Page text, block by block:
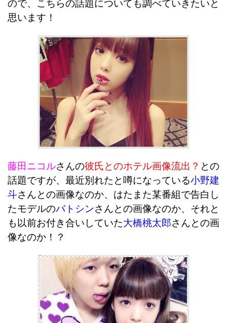
ので、こちらの話題についても調べていきたいと
思います！
藤田ニコルさんの彼氏とのホテル画像流出？ との
話題ですが、最近別れたと噂になっている小野建
斗さんとの画像なのか、はたまた某番組で告白し
たモデルのバトシンさんとの画像なのか、それと
も以前お付き合いしていた大橋桃太郎さんとの画
像なのか！？